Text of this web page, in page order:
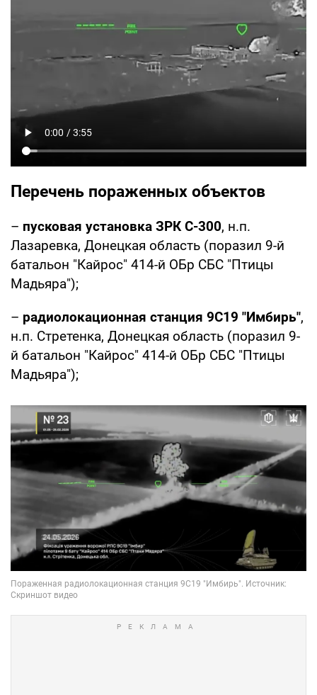
Перечень пораженных объектов
– пусковая установка ЗРК С-300, н.п.
Лазаревка, Донецкая область (поразил 9-й
батальон "Кайрос" 414-й ОБр СБС "Птицы
Мадьяра");
– радиолокационная станция 9С19 "Имбирь",
н.п. Стретенка, Донецкая область (поразил 9-
й батальон "Кайрос" 414-й ОБр СБС "Птицы
Мадьяра");